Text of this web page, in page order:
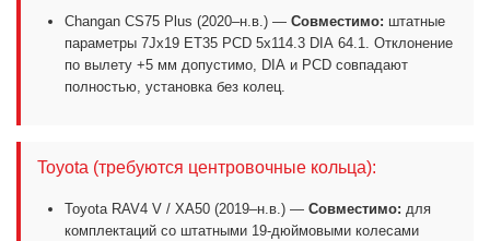
Changan CS75 Plus (2020–н.в.) — Совместимо: штатные
параметры 7Jx19 ET35 PCD 5x114.3 DIA 64.1. Отклонение
по вылету +5 мм допустимо, DIA и PCD совпадают
полностью, установка без колец.
Toyota (требуются центровочные кольца):
Toyota RAV4 V / XA50 (2019–н.в.) — Совместимо: для
комплектаций со штатными 19-дюймовыми колесами